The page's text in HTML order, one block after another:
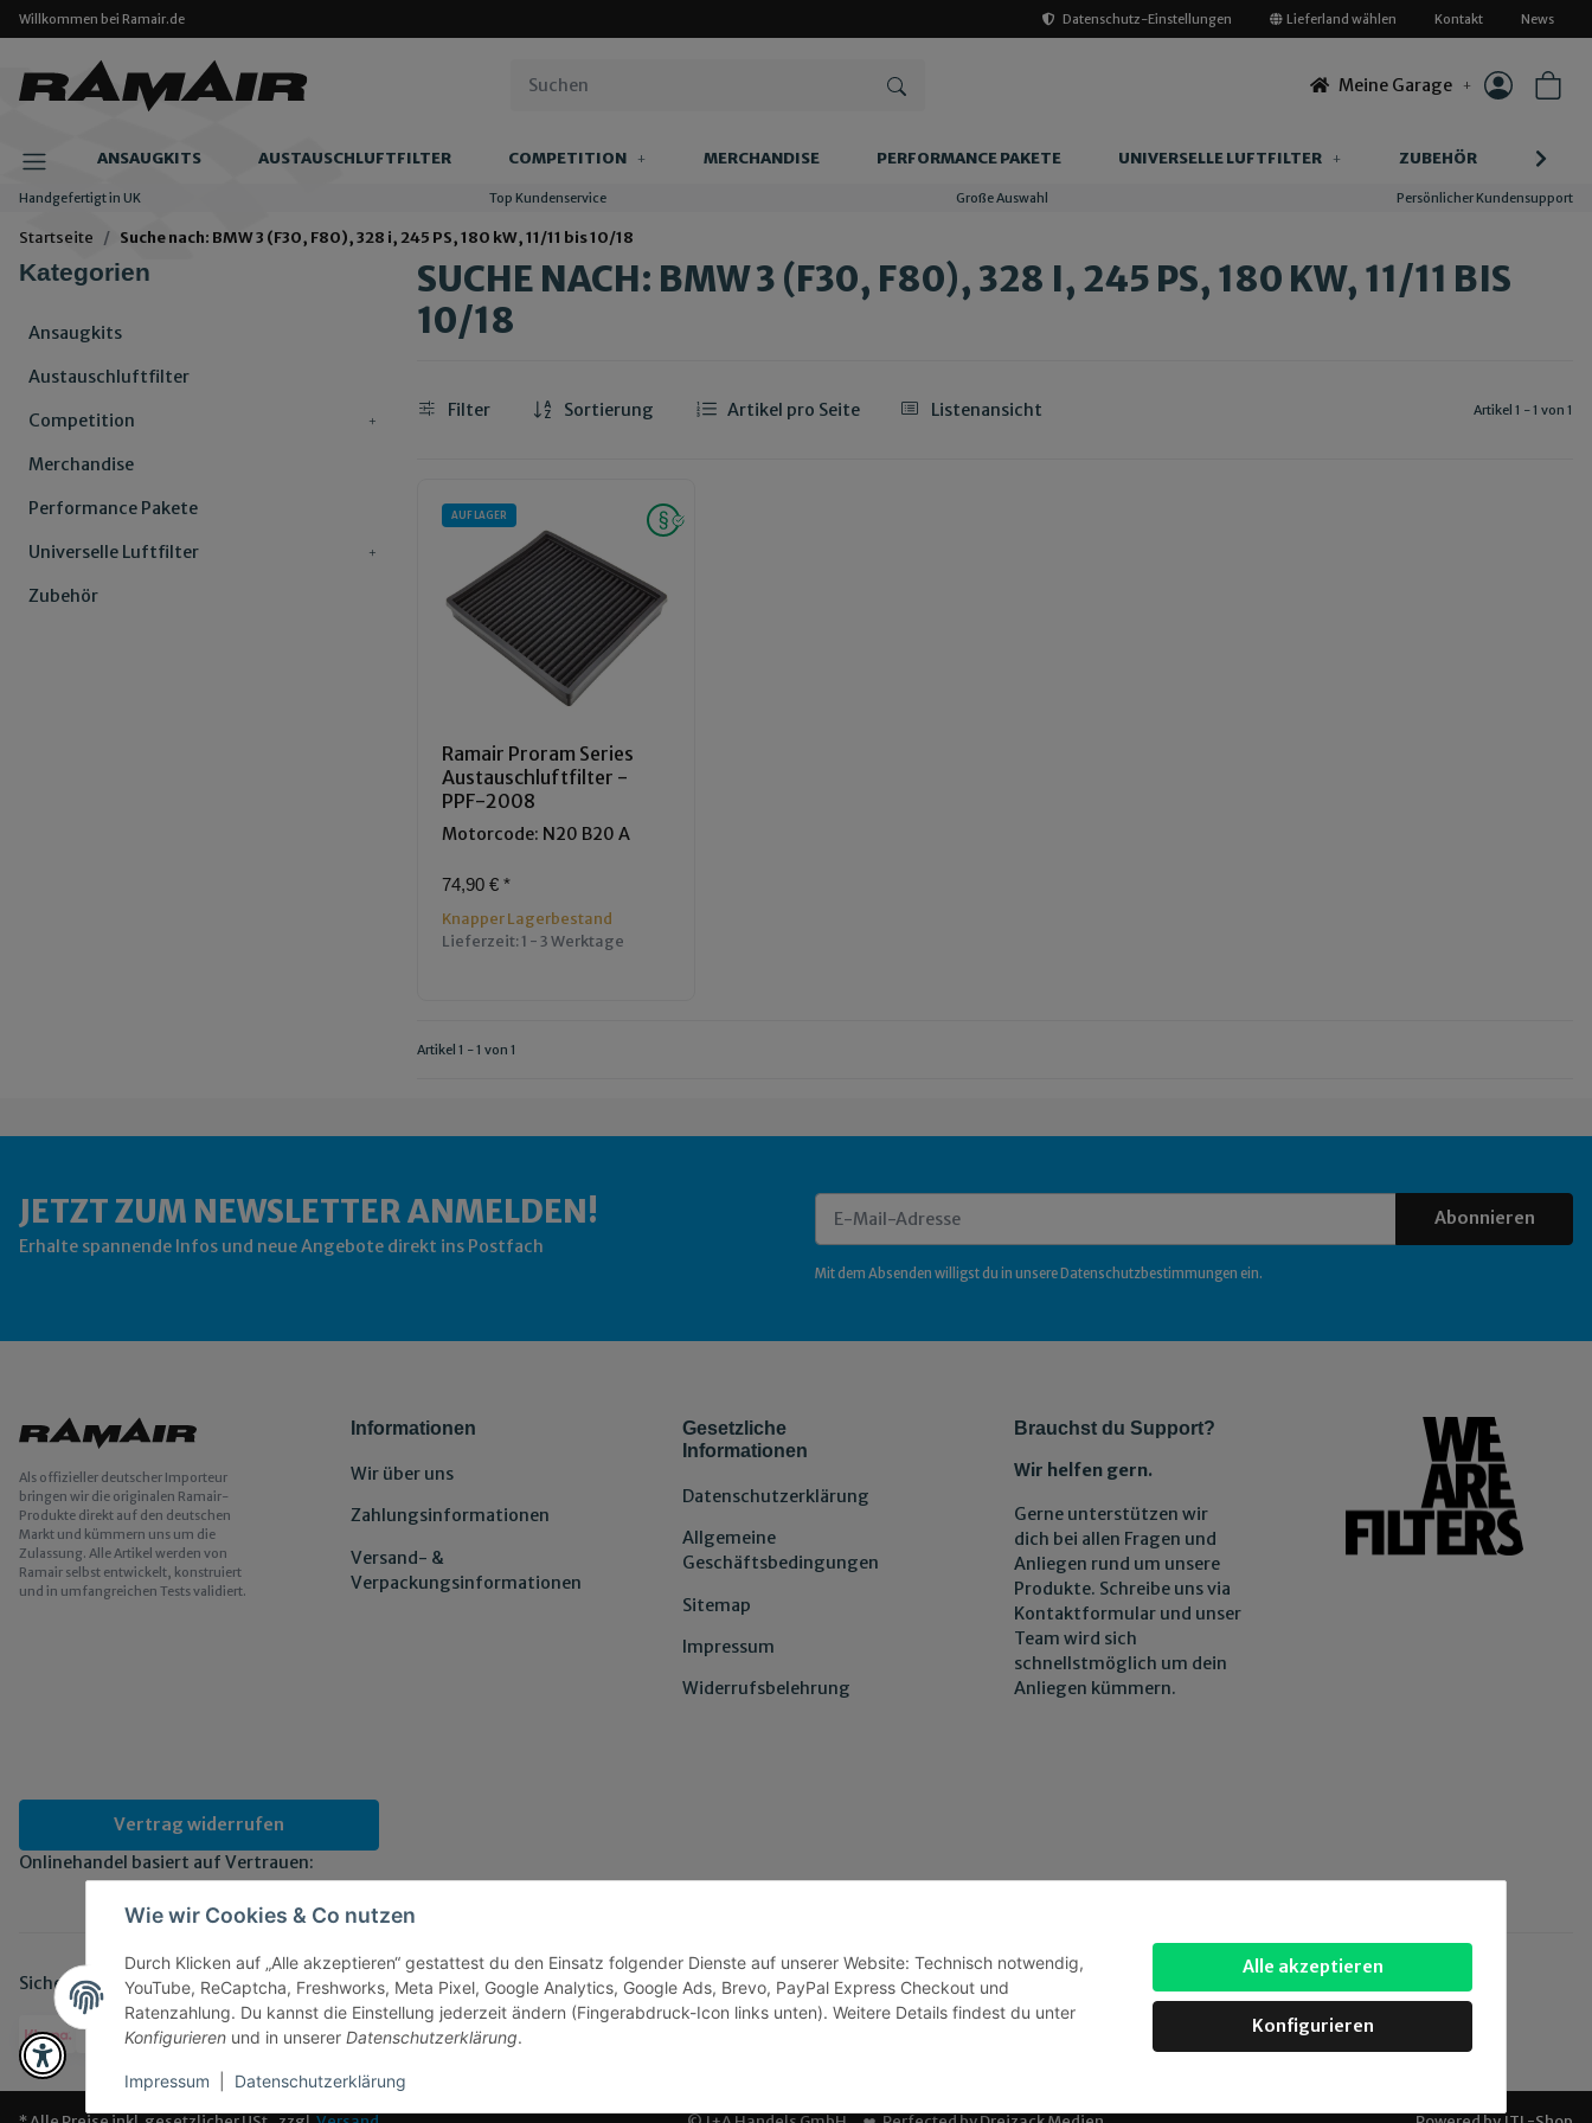
Alle akzeptieren
Konfigurieren
Wie wir Cookies & Co nutzen
Durch Klicken auf „Alle akzeptieren“ gestattest du den Einsatz folgender Dienste auf unserer Website: Technisch notwendig,
YouTube, ReCaptcha, Freshworks, Meta Pixel, Google Analytics, Google Ads, Brevo, PayPal Express Checkout und
Ratenzahlung. Du kannst die Einstellung jederzeit ändern (Fingerabdruck-Icon links unten). Weitere Details findest du unter
Konfigurieren und in unserer Datenschutzerklärung.
Impressum Datenschutzerklärung
Willkommen bei Ramair.de Datenschutz-Einstellungen Lieferland wählen Kontakt News
Meine Garage
ANSAUGKITS AUSTAUSCHLUFTFILTER COMPETITION MERCHANDISE PERFORMANCE PAKETE UNIVERSELLE LUFTFILTER ZUBEHÖR
Handgefertigt in UK Top Kundenservice Große Auswahl Persönlicher Kundensupport
Startseite Suche nach: BMW 3 (F30, F80), 328 i, 245 PS, 180 kW, 11/11 bis 10/18
SUCHE NACH: BMW 3 (F30, F80), 328 I, 245 PS, 180 KW, 11/11 BIS
10/18
Filter Sortierung Artikel pro Seite Listenansicht Artikel 1 - 1 von 1
AUF LAGER
Ramair Proram Series
Austauschluftfilter -
PPF-2008
Motorcode: N20 B20 A
74,90 € *
Knapper Lagerbestand
Lieferzeit:1 - 3 Werktage
Artikel 1 - 1 von 1
Kategorien
Ansaugkits
Austauschluftfilter
Competition
Merchandise
Performance Pakete
Universelle Luftfilter
Zubehör
JETZT ZUM NEWSLETTER ANMELDEN!
Erhalte spannende Infos und neue Angebote direkt ins Postfach
Abonnieren
Mit dem Absenden willigst du in unsereDatenschutzbestimmungen ein.
Als offizieller deutscher Importeur
bringen wir die originalen Ramair-
Produkte direkt auf den deutschen
Markt und kümmern uns um die
Zulassung. Alle Artikel werden von
Ramair selbst entwickelt, konstruiert
und in umfangreichen Tests validiert.
Informationen
Wir über uns
Zahlungsinformationen
Versand- &
Verpackungsinformationen
Gesetzliche
Informationen
Datenschutzerklärung
Allgemeine
Geschäftsbedingungen
Sitemap
Impressum
Widerrufsbelehrung
Brauchst du Support?
Wir helfen gern.
Gerne unterstützen wir
dich bei allen Fragen und
Anliegen rund um unsere
Produkte. Schreibe uns via
Kontaktformular und unser
Team wird sich
schnellstmöglich um dein
Anliegen kümmern.
Vertrag widerrufen
Onlinehandel basiert auf Vertrauen:
Sicher bezahlen via: Wir versenden via: